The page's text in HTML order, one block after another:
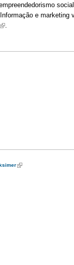
e marketing
(link is external)
(link is external)